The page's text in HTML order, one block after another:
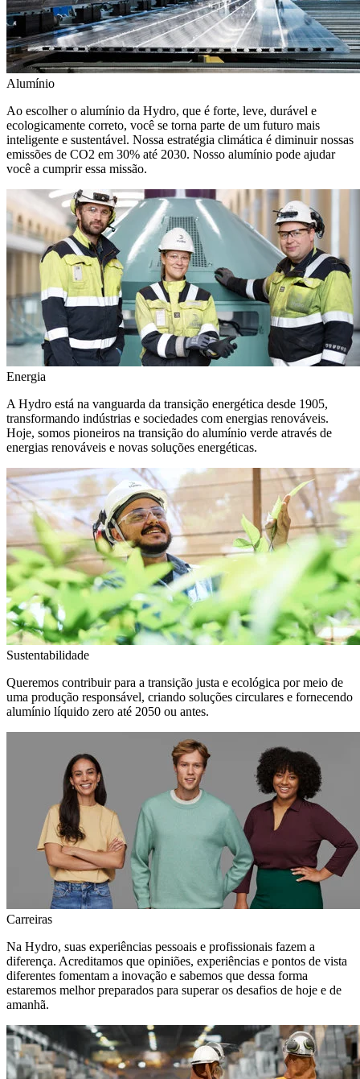
Alumínio
Ao escolher o alumínio da Hydro, que é forte, leve, durável e
ecologicamente correto, você se torna parte de um futuro mais
inteligente e sustentável. Nossa estratégia climática é diminuir nossas
emissões de CO2 em 30% até 2030. Nosso alumínio pode ajudar
você a cumprir essa missão.
Energia
A Hydro está na vanguarda da transição energética desde 1905,
transformando indústrias e sociedades com energias renováveis.
Hoje, somos pioneiros na transição do alumínio verde através de
energias renováveis e novas soluções energéticas.
Sustentabilidade
Queremos contribuir para a transição justa e ecológica por meio de
uma produção responsável, criando soluções circulares e fornecendo
alumínio líquido zero até 2050 ou antes.
Carreiras
Na Hydro, suas experiências pessoais e profissionais fazem a
diferença. Acreditamos que opiniões, experiências e pontos de vista
diferentes fomentam a inovação e sabemos que dessa forma
estaremos melhor preparados para superar os desafios de hoje e de
amanhã.